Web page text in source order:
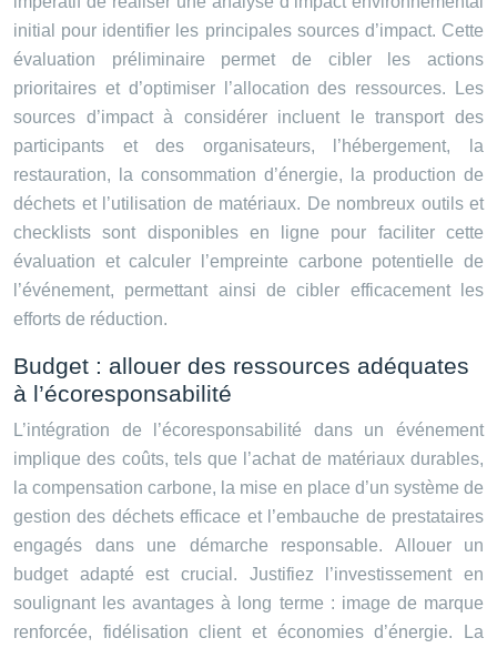
initial pour identifier les principales sources d’impact. Cette
évaluation préliminaire permet de cibler les actions
prioritaires et d’optimiser l’allocation des ressources. Les
sources d’impact à considérer incluent le transport des
participants et des organisateurs, l’hébergement, la
restauration, la consommation d’énergie, la production de
déchets et l’utilisation de matériaux. De nombreux outils et
checklists sont disponibles en ligne pour faciliter cette
évaluation et calculer l’empreinte carbone potentielle de
l’événement, permettant ainsi de cibler efficacement les
efforts de réduction.
Budget : allouer des ressources adéquates
à l’écoresponsabilité
L’intégration de l’écoresponsabilité dans un événement
implique des coûts, tels que l’achat de matériaux durables,
la compensation carbone, la mise en place d’un système de
gestion des déchets efficace et l’embauche de prestataires
engagés dans une démarche responsable. Allouer un
budget adapté est crucial. Justifiez l’investissement en
soulignant les avantages à long terme : image de marque
renforcée, fidélisation client et économies d’énergie. La